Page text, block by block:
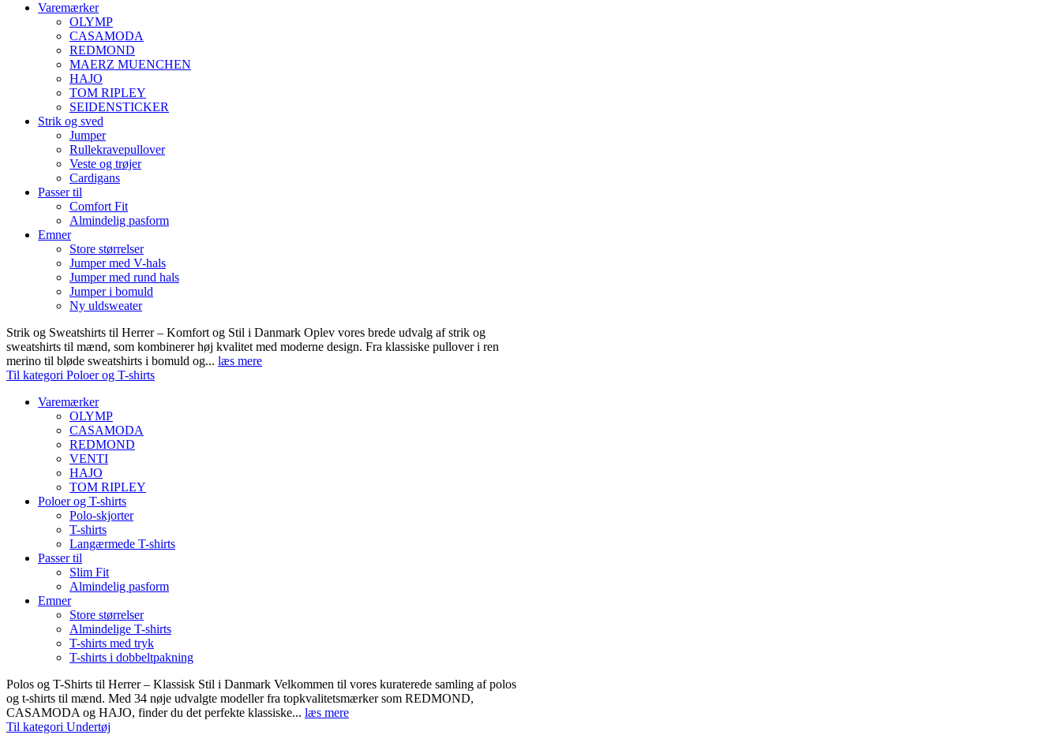
Varemærker
OLYMP
CASAMODA
REDMOND
MAERZ MUENCHEN
HAJO
TOM RIPLEY
SEIDENSTICKER
Strik og sved
Jumper
Rullekravepullover
Veste og trøjer
Cardigans
Passer til
Comfort Fit
Almindelig pasform
Emner
Store størrelser
Jumper med V-hals
Jumper med rund hals
Jumper i bomuld
Ny uldsweater
Strik og Sweatshirts til Herrer – Komfort og Stil i Danmark Oplev vores brede udvalg af strik og
sweatshirts til mænd, som kombinerer høj kvalitet med moderne design. Fra klassiske pullover i ren
merino til bløde sweatshirts i bomuld og... læs mere
Til kategori Poloer og T-shirts
Varemærker
OLYMP
CASAMODA
REDMOND
VENTI
HAJO
TOM RIPLEY
Poloer og T-shirts
Polo-skjorter
T-shirts
Langærmede T-shirts
Passer til
Slim Fit
Almindelig pasform
Emner
Store størrelser
Almindelige T-shirts
T-shirts med tryk
T-shirts i dobbeltpakning
Polos og T-Shirts til Herrer – Klassisk Stil i Danmark Velkommen til vores kuraterede samling af polos
og t-shirts til mænd. Med 34 nøje udvalgte modeller fra topkvalitetsmærker som REDMOND,
CASAMODA og HAJO, finder du det perfekte klassiske... læs mere
Til kategori Undertøj